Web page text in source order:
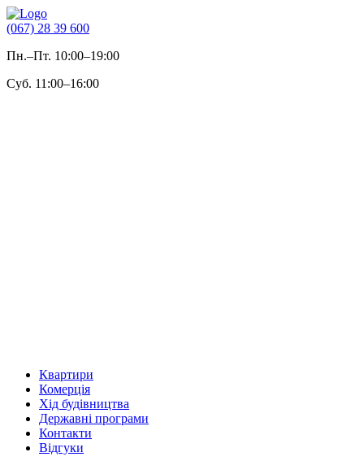
(067) 28 39 600
Пн.–Пт. 10:00–19:00
Суб. 11:00–16:00
Квартири
Комерція
Хід будівництва
Державні програми
Контакти
Відгуки